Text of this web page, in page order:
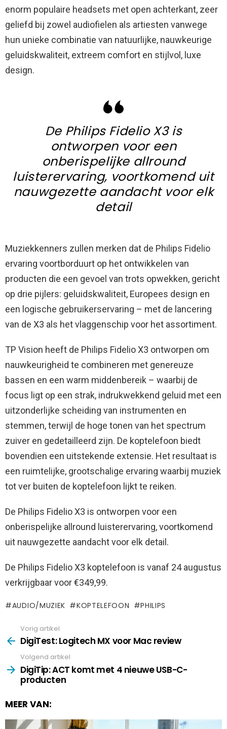
enorm populaire headsets met open achterkant, zeer
geliefd bij zowel audiofielen als artiesten vanwege
hun unieke combinatie van natuurlijke, nauwkeurige
geluidskwaliteit, extreem comfort en stijlvol, luxe
design.
De Philips Fidelio X3 is
ontworpen voor een
onberispelijke allround
luisterervaring, voortkomend uit
nauwgezette aandacht voor elk
detail
Muziekkenners zullen merken dat de Philips Fidelio
ervaring voortborduurt op het ontwikkelen van
producten die een gevoel van trots opwekken, gericht
op drie pijlers: geluidskwaliteit, Europees design en
een logische gebruikerservaring – met de lancering
van de X3 als het vlaggenschip voor het assortiment.
TP Vision heeft de Philips Fidelio X3 ontworpen om
nauwkeurigheid te combineren met genereuze
bassen en een warm middenbereik – waarbij de
focus ligt op een strak, indrukwekkend geluid met een
uitzonderlijke scheiding van instrumenten en
stemmen, terwijl de hoge tonen van het spectrum
zuiver en gedetailleerd zijn. De koptelefoon biedt
bovendien een uitstekende extensie. Het resultaat is
een ruimtelijke, grootschalige ervaring waarbij muziek
tot ver buiten de koptelefoon lijkt te reiken.
De Philips Fidelio X3 is ontworpen voor een
onberispelijke allround luisterervaring, voortkomend
uit nauwgezette aandacht voor elk detail.
De Philips Fidelio X3 koptelefoon is vanaf 24 augustus
verkrijgbaar voor €349,99.
AUDIO/MUZIEK KOPTELEFOON PHILIPS
more
Vorig artikel
DigiTest: Logitech MX voor Mac review
Volgend artikel
DigiTip: ACT komt met 4 nieuwe USB-C-
producten
MEER VAN: